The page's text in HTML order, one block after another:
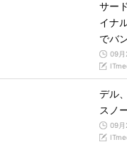
サー
イナ
でバ
09月
デル
スノ
09月